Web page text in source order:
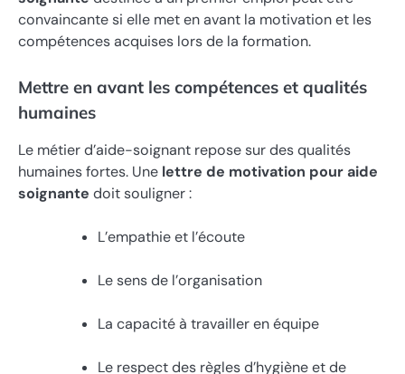
convaincante si elle met en avant la motivation et les
compétences acquises lors de la formation.
Mettre en avant les compétences et qualités
humaines
Le métier d’aide-soignant repose sur des qualités
humaines fortes. Une lettre de motivation pour aide
soignante doit souligner :
L’empathie et l’écoute
Le sens de l’organisation
La capacité à travailler en équipe
Le respect des règles d’hygiène et de